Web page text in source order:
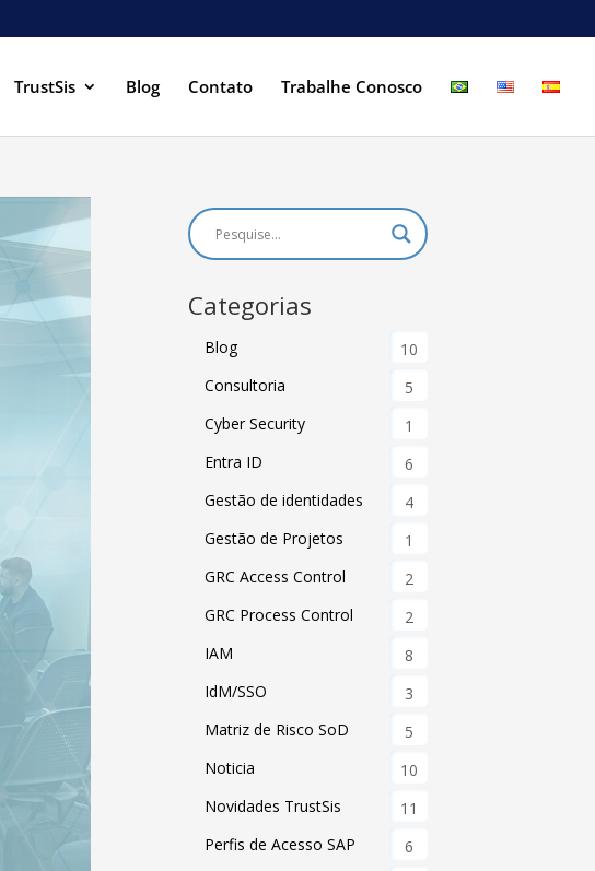
TrustSis Blog Contato Trabalhe Conosco
Categorias
Blog
10
Consultoria
5
Cyber Security
1
Entra ID
6
Gestão de identidades
4
Gestão de Projetos
1
GRC Access Control
2
GRC Process Control
2
IAM
8
IdM/SSO
3
Matriz de Risco SoD
5
Noticia
10
Novidades TrustSis
11
Perfis de Acesso SAP
6